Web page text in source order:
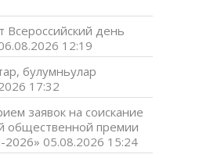
Всероссийский день
12:19
булумньулар
17:32
заявок на соискание
общественной премии
2026» 05.08.2026 15:24